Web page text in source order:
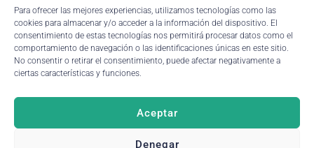
Para ofrecer las mejores experiencias, utilizamos tecnologías como las
cookies para almacenar y/o acceder a la información del dispositivo. El
consentimiento de estas tecnologías nos permitirá procesar datos como el
comportamiento de navegación o las identificaciones únicas en este sitio.
No consentir o retirar el consentimiento, puede afectar negativamente a
ciertas características y funciones.
Aceptar
Denegar
Glosario Revenue
Preguntas Frecuentes
Changelog
Instituciones educativas
Ayuda y soporte